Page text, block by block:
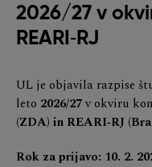
2026/27 v
REARI‑RJ
UL je objavila razpise
leto 2026/27v okviru
(ZDA) in REARI‑RJ
Rok za prijavo: 10. 2.